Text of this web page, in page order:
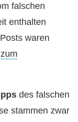
falschen
enthalten
waren
zum
des falschen
stammen zwar